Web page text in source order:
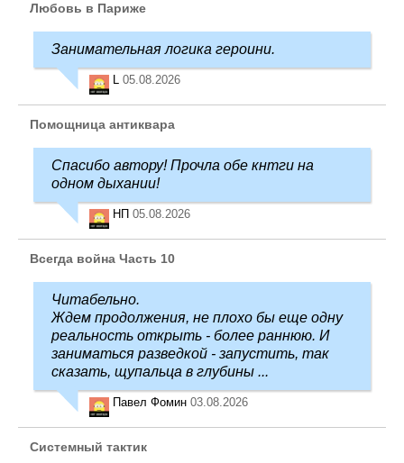
Любовь в Париже
Занимательная логика героини.
L 05.08.2026
Помощница антиквара
Спасибо автору! Прочла обе кнтги на
одном дыхании!
НП 05.08.2026
Всегда война Часть 10
Читабельно.
Ждем продолжения, не плохо бы еще одну
реальность открыть - более раннюю. И
заниматься разведкой - запустить, так
сказать, щупальца в глубины ...
Павел Фомин 03.08.2026
Системный тактик